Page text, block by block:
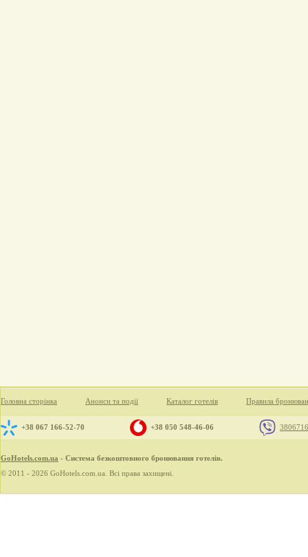
Головна сторінка Анонси та події Каталог готелів Правила
+38 067 166-52-70 +38 050 548-46-06
GoHotels.com.ua - Система безкоштовного бронювання готелів.
© 2011 - 2026 GoHotels.com.ua. Всі права захищені.